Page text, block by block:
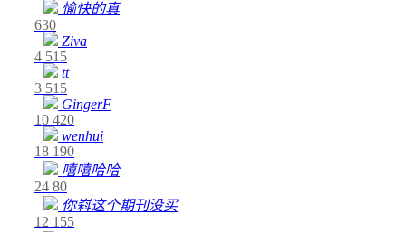
愉快的真
630
Ziva
4 515
tt
3 515
GingerF
10 420
wenhui
18 190
嘻嘻哈哈
24 80
你嵙这个期刊没买
12 155